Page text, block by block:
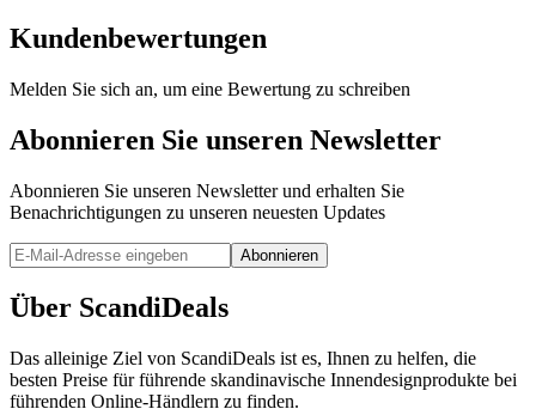
Kundenbewertungen
Melden Sie sich an, um eine Bewertung zu schreiben
Abonnieren Sie unseren Newsletter
Abonnieren Sie unseren Newsletter und erhalten Sie
Benachrichtigungen zu unseren neuesten Updates
Abonnieren
Über ScandiDeals
Das alleinige Ziel von ScandiDeals ist es, Ihnen zu helfen, die
besten Preise für führende skandinavische Innendesignprodukte bei
führenden Online-Händlern zu finden.